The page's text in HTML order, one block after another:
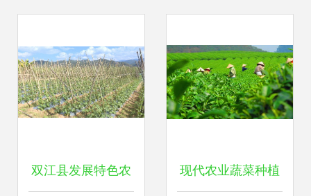
双江县发展特色农 现代农业蔬菜种植